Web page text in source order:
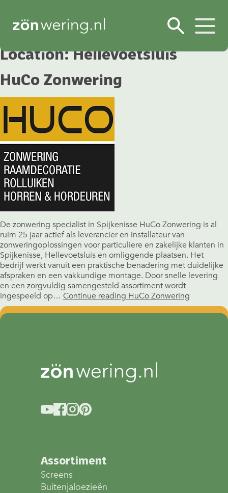
Location:Hellevoetsluis
HuCo Zonwering
De zonwering specialist in Spijkenisse HuCo Zonwering is al
ruim 25 jaar actief als leverancier en installateur van
zonweringoplossingen voor particuliere en zakelijke klanten in
Spijkenisse, Hellevoetsluis en omliggende plaatsen. Het
bedrijf werkt vanuit een praktische benadering met duidelijke
afspraken en een vakkundige montage. Door snelle levering
en een zorgvuldig samengesteld assortiment wordt
ingespeeld op… Continue reading HuCo Zonwering
Assortiment
Screens
Buitenjaloezieën